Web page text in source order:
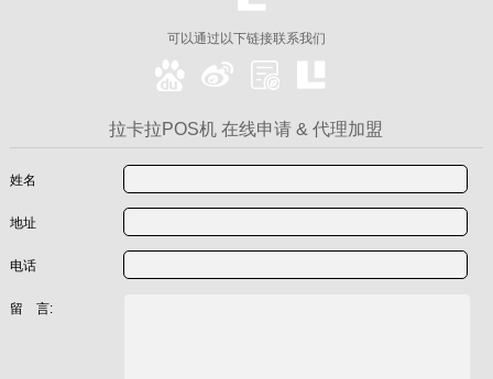
可以通过以下链接联系我们
拉卡拉POS机 在线申请 & 代理加盟
姓名
地址
电话
留 言: